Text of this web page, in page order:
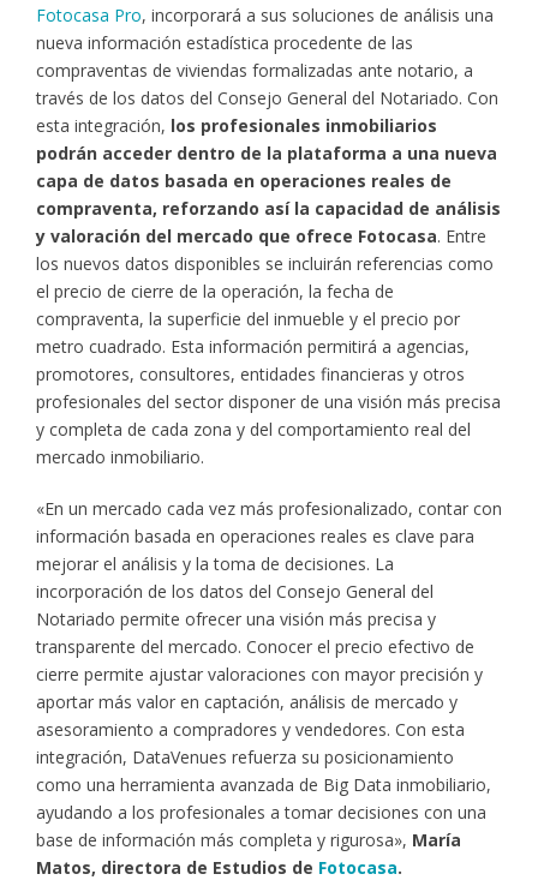
Fotocasa Pro, incorporará a sus soluciones de análisis una
nueva información estadística procedente de las
compraventas de viviendas formalizadas ante notario, a
través de los datos del Consejo General del Notariado. Con
esta integración, los profesionales inmobiliarios
podrán acceder dentro de la plataforma a una nueva
capa de datos basada en operaciones reales de
compraventa, reforzando así la capacidad de análisis
y valoración del mercado que ofrece Fotocasa. Entre
los nuevos datos disponibles se incluirán referencias como
el precio de cierre de la operación, la fecha de
compraventa, la superficie del inmueble y el precio por
metro cuadrado. Esta información permitirá a agencias,
promotores, consultores, entidades financieras y otros
profesionales del sector disponer de una visión más precisa
y completa de cada zona y del comportamiento real del
mercado inmobiliario.
«En un mercado cada vez más profesionalizado, contar con
información basada en operaciones reales es clave para
mejorar el análisis y la toma de decisiones. La
incorporación de los datos del Consejo General del
Notariado permite ofrecer una visión más precisa y
transparente del mercado. Conocer el precio efectivo de
cierre permite ajustar valoraciones con mayor precisión y
aportar más valor en captación, análisis de mercado y
asesoramiento a compradores y vendedores. Con esta
integración, DataVenues refuerza su posicionamiento
como una herramienta avanzada de Big Data inmobiliario,
ayudando a los profesionales a tomar decisiones con una
base de información más completa y rigurosa», María
Matos, directora de Estudios de Fotocasa.